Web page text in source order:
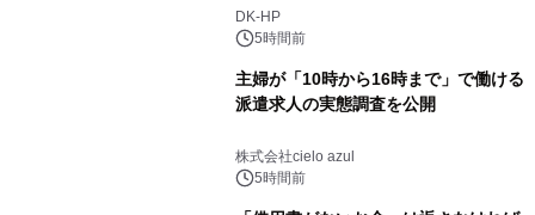
DK-HP
5時間前
主婦が「10時から16時まで」で働ける
派遣求人の実態調査を公開
株式会社cielo azul
5時間前